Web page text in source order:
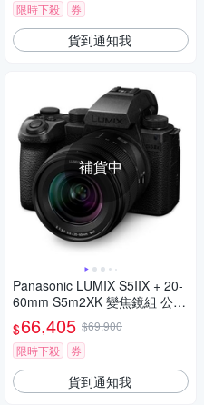
限時下殺
券
貨到通知我
補貨中
Panasonic LUMIX S5IIX + 20-
60mm S5m2XK 變焦鏡組 公司
貨 DC-S5M2XK
$66,405 $69,900
限時下殺
券
貨到通知我